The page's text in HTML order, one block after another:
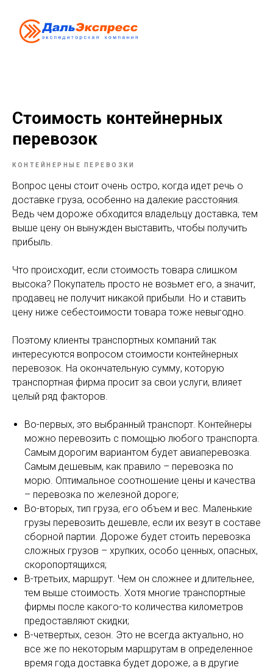
Стоимость контейнерных
перевозок
КОНТЕЙНЕРНЫЕ ПЕРЕВОЗКИ
Вопрос цены стоит очень остро, когда идет речь о
доставке груза, особенно на далекие расстояния.
Ведь чем дороже обходится владельцу доставка, тем
выше цену он вынужден выставить, чтобы получить
прибыль.
Что происходит, если стоимость товара слишком
высока? Покупатель просто не возьмет его, а значит,
продавец не получит никакой прибыли. Но и ставить
цену ниже себестоимости товара тоже невыгодно.
Поэтому клиенты транспортных компаний так
интересуются вопросом стоимости контейнерных
перевозок. На окончательную сумму, которую
транспортная фирма просит за свои услуги, влияет
целый ряд факторов.
Во-первых, это выбранный транспорт. Контейнеры
можно перевозить с помощью любого транспорта.
Самым дорогим вариантом будет авиаперевозка.
Самым дешевым, как правило – перевозка по
морю. Оптимальное соотношение цены и качества
– перевозка по железной дороге;
Во-вторых, тип груза, его объем и вес. Маленькие
грузы перевозить дешевле, если их везут в составе
сборной партии. Дороже будет стоить перевозка
сложных грузов – хрупких, особо ценных, опасных,
скоропортящихся;
В-третьих, маршрут. Чем он сложнее и длительнее,
тем выше стоимость. Хотя многие транспортные
фирмы после какого-то количества километров
предоставляют скидки;
В-четвертых, сезон. Это не всегда актуально, но
все же по некоторым маршрутам в определенное
время года доставка будет дороже, а в другие